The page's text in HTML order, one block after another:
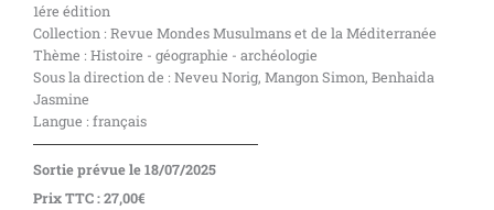
1ére édition
Collection : Revue Mondes Musulmans et de la Méditerranée
Thème : Histoire - géographie - archéologie
Sous la direction de : Neveu Norig, Mangon Simon, Benhaida
Jasmine
Langue : français
Sortie prévue le 18/07/2025
Prix TTC : 27,00€